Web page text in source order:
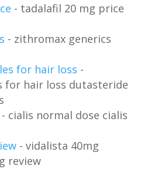
- tadalafil 20 mg price
- zithromax generics
for hair loss -
for hair loss dutasteride
- cialis normal dose cialis
- vidalista 40mg
review